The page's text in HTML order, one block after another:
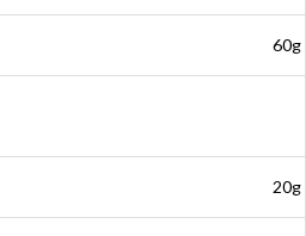
60g
20g